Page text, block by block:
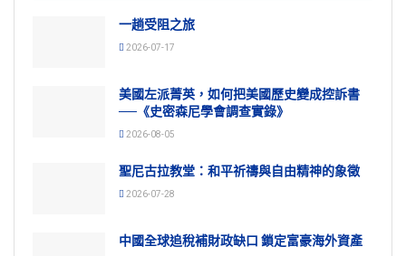
一趟受阻之旅
2026-07-17
美國左派菁英，如何把美國歷史變成控訴書
──《史密森尼學會調查實錄》
2026-08-05
聖尼古拉教堂：和平祈禱與自由精神的象徵
2026-07-28
中國全球追稅補財政缺口 鎖定富豪海外資產